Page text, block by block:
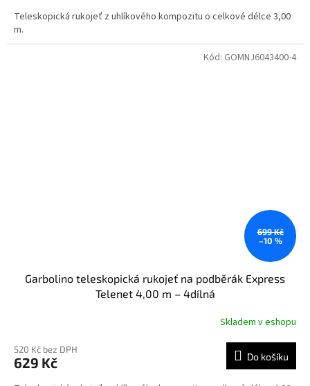
Teleskopická rukojeť z uhlíkového kompozitu o celkové délce 3,00
m.
699 Kč
–10 %
Garbolino teleskopická rukojeť na podběrák Express
Telenet 4,00 m – 4dílná
Skladem v eshopu
520 Kč bez DPH
629 Kč Do košíku
Kód: GOMNJ6043400-4